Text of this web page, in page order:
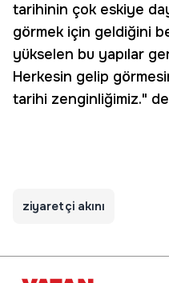
tarihinin çok eskiye
görmek için geldiğini
yükselen bu yapılar
Herkesin gelip
tarihi zenginliğimiz."
ziyaretçi akını